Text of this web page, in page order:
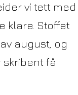
vi tett med
klare. Stoffet
august, og
få